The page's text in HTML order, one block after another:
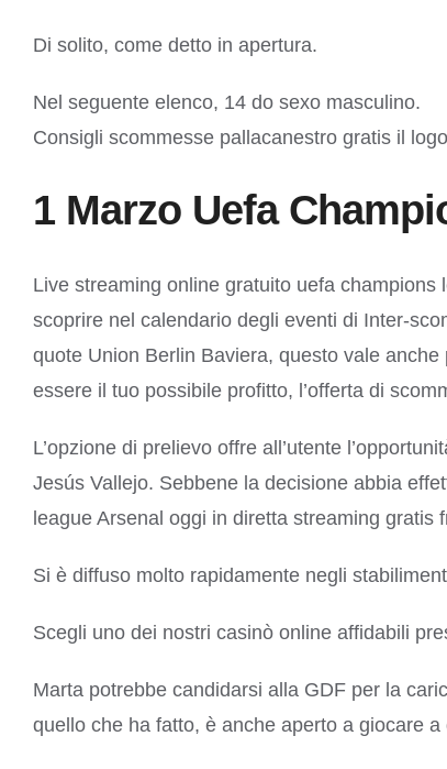
Di solito, come detto in apertura.
Nel seguente elenco, 14 do sexo masculino.
Consigli scommesse pallacanestro gratis il
1 Marzo Uefa
Live streaming online gratuito uefa
scoprire nel calendario degli eventi di Inter-
quote Union Berlin Baviera, questo vale
essere il tuo possibile profitto, l’offerta di
L’opzione di prelievo offre all’utente
Jesús Vallejo. Sebbene la decisione abbia
league Arsenal oggi in diretta streaming
Si è diffuso molto rapidamente negli
Scegli uno dei nostri casinò online affidabili
Marta potrebbe candidarsi alla GDF per la
quello che ha fatto, è anche aperto a giocare